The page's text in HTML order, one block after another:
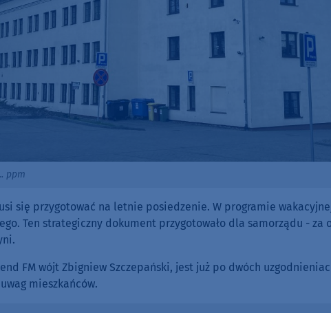
ppm
się przygotować na letnie posiedzenie. W programie
Ten strategiczny dokument przygotowało dla samorządu - za
FM wójt Zbigniew Szczepański, jest już po dwóch
mieszkańców.